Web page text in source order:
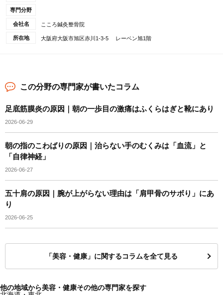
専門分野
会社名 こころ鍼灸整骨院
所在地 大阪府大阪市旭区赤川1-3-5 レーベン旭1階
この分野の専門家が書いたコラム
足底筋膜炎の原因｜朝の一歩目の激痛はふくらはぎと靴にあり
2026-06-29
朝の指のこわばりの原因｜治らない手のむくみは「血流」と
「自律神経」
2026-06-27
五十肩の原因｜腕が上がらない理由は「肩甲骨のサボり」にあ
り
2026-06-25
「美容・健康」に関するコラムを全て見る
他の地域から美容・健康その他の専門家を探す